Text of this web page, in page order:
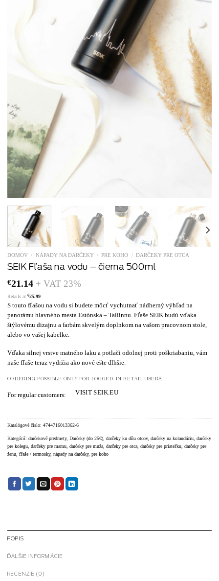
DOMOV / NÁPADY NA DARČEKY / PRE KOHO / DARČEKY PRE OTCA
SEIK Fľaša na vodu – čierna 500ml
€21.14 + VAT 23%
Retails at €25.99
S touto fľašou na vodu si budete môcť vychutnať nádherný výhľad na
panorámu hlavného mesta Estónska – Tallinnu. Fľaše SEIK budú vďaka
štýlovému dizajnu a farbám skvelým doplnkom na vašom pracovnom stole,
alebo vo vašej kabelke.
Vďaka silnej vrstve matného laku a potlači odolnej proti poškriabaniu, vám
naše fľaše teraz vydržia ako nové ešte dlhšie.
ORDERING POSSIBLE ONLY FOR LOGGED-IN RETAIL USERS.
For regular customers: VISIT SEIK.EU
Katalógové číslo: 4744716013362-6
Kategórií: darčekové predmety, Darčeky (do 25€) darčeky ku dňu otcov, darčeky na kolaudáciu darčeky
pre kolegu darčeky pre mamu darčeky pre muža darčeky pre otca darčeky pre priateľku darčeky pre
ženu fľaše / termosky, nápady na darčeky, pre koho
POPIS
ĎALŠIE INFORMÁCIE
RECENZIE (0)